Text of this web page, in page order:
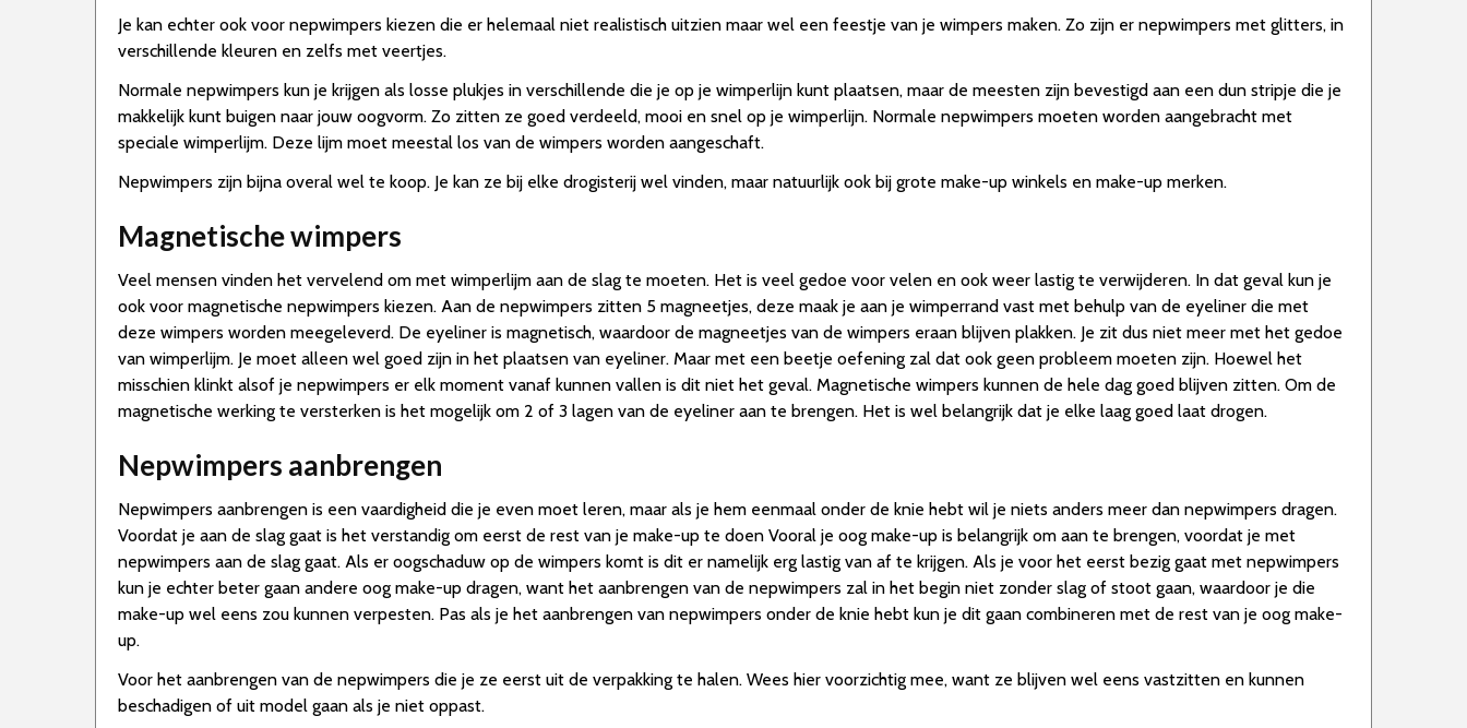
Je kan echter ook voor nepwimpers kiezen die er helemaal niet realistisch uitzien maar wel een feestje van je wimpers maken. Zo zijn er nepwimpers met glitters, in
verschillende kleuren en zelfs met veertjes.
Normale nepwimpers kun je krijgen als losse plukjes in verschillende die je op je wimperlijn kunt plaatsen, maar de meesten zijn bevestigd aan een dun stripje die je
makkelijk kunt buigen naar jouw oogvorm. Zo zitten ze goed verdeeld, mooi en snel op je wimperlijn. Normale nepwimpers moeten worden aangebracht met
speciale wimperlijm. Deze lijm moet meestal los van de wimpers worden aangeschaft.
Nepwimpers zijn bijna overal wel te koop. Je kan ze bij elke drogisterij wel vinden, maar natuurlijk ook bij grote make-up winkels en make-up merken.
Magnetische wimpers
Veel mensen vinden het vervelend om met wimperlijm aan de slag te moeten. Het is veel gedoe voor velen en ook weer lastig te verwijderen. In dat geval kun je
ook voor magnetische nepwimpers kiezen. Aan de nepwimpers zitten 5 magneetjes, deze maak je aan je wimperrand vast met behulp van de eyeliner die met
deze wimpers worden meegeleverd. De eyeliner is magnetisch, waardoor de magneetjes van de wimpers eraan blijven plakken. Je zit dus niet meer met het gedoe
van wimperlijm. Je moet alleen wel goed zijn in het plaatsen van eyeliner. Maar met een beetje oefening zal dat ook geen probleem moeten zijn. Hoewel het
misschien klinkt alsof je nepwimpers er elk moment vanaf kunnen vallen is dit niet het geval. Magnetische wimpers kunnen de hele dag goed blijven zitten. Om de
magnetische werking te versterken is het mogelijk om 2 of 3 lagen van de eyeliner aan te brengen. Het is wel belangrijk dat je elke laag goed laat drogen.
Nepwimpers aanbrengen
Nepwimpers aanbrengen is een vaardigheid die je even moet leren, maar als je hem eenmaal onder de knie hebt wil je niets anders meer dan nepwimpers dragen.
Voordat je aan de slag gaat is het verstandig om eerst de rest van je make-up te doen Vooral je oog make-up is belangrijk om aan te brengen, voordat je met
nepwimpers aan de slag gaat. Als er oogschaduw op de wimpers komt is dit er namelijk erg lastig van af te krijgen. Als je voor het eerst bezig gaat met nepwimpers
kun je echter beter gaan andere oog make-up dragen, want het aanbrengen van de nepwimpers zal in het begin niet zonder slag of stoot gaan, waardoor je die
make-up wel eens zou kunnen verpesten. Pas als je het aanbrengen van nepwimpers onder de knie hebt kun je dit gaan combineren met de rest van je oog make-
up.
Voor het aanbrengen van de nepwimpers die je ze eerst uit de verpakking te halen. Wees hier voorzichtig mee, want ze blijven wel eens vastzitten en kunnen
beschadigen of uit model gaan als je niet oppast.